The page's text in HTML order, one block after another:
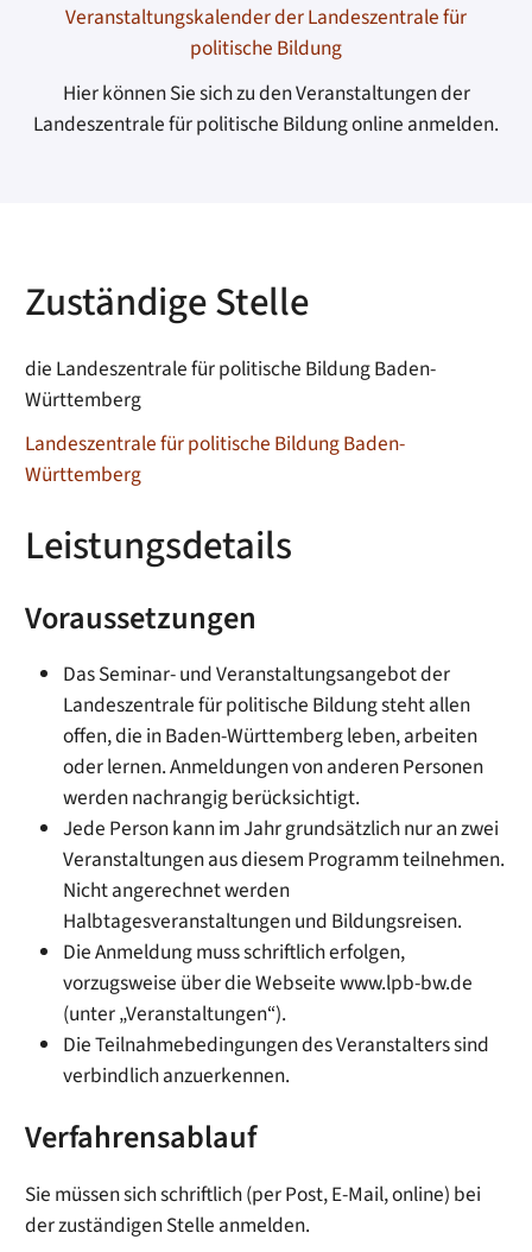
Veranstaltungskalender der Landeszentrale für
politische Bildung
Hier können Sie sich zu den Veranstaltungen der
Landeszentrale für politische Bildung online anmelden.
Zuständige Stelle
die Landeszentrale für politische Bildung Baden-
Württemberg
Landeszentrale für politische Bildung Baden-
Württemberg
Leistungsdetails
Voraussetzungen
Das Seminar- und Veranstaltungsangebot der
Landeszentrale für politische Bildung steht allen
offen, die in Baden-Württemberg leben, arbeiten
oder lernen. Anmeldungen von anderen Personen
werden nachrangig berücksichtigt.
Jede Person kann im Jahr grundsätzlich nur an zwei
Veranstaltungen aus diesem Programm teilnehmen.
Nicht angerechnet werden
Halbtagesveranstaltungen und Bildungsreisen.
Die Anmeldung muss schriftlich erfolgen,
vorzugsweise über die Webseite www.lpb-bw.de
(unter „Veranstaltungen“).
DieTeilnahmebedingungen des Veranstalters sind
verbindlich anzuerkennen.
Verfahrensablauf
Sie müssen sich schriftlich (per Post, E-Mail, online) bei
der zuständigen Stelle anmelden.